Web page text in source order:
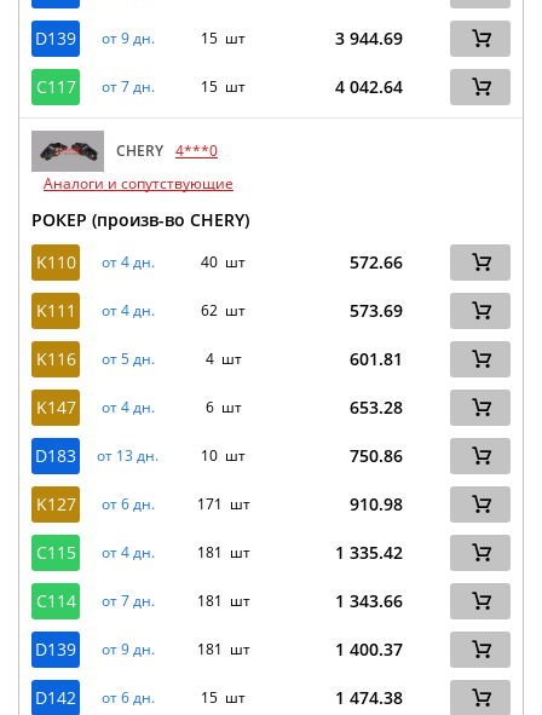
D139 от 9 дн. 15 шт 3 944.69
C117 от 7 дн. 15 шт 4 042.64
CHERY 4***0
Аналоги и сопутствующие
РОКЕР (произв-во CHERY)
K110
от 4 дн. 40 шт 572.66
K111 от 4 дн. 62 шт 573.69
K116 от 5 дн. 4 шт 601.81
K147 от 4 дн. 6 шт 653.28
D183 от 13 дн. 10 шт 750.86
K127 от 6 дн. 171 шт 910.98
C115 от 4 дн. 181 шт 1 335.42
C114 от 7 дн. 181 шт 1 343.66
D139 от 9 дн. 181 шт 1 400.37
D142 от 6 дн. 15 шт 1 474.38